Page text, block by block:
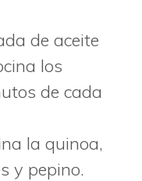
de aceite
los
de cada
la quinoa,
y pepino.